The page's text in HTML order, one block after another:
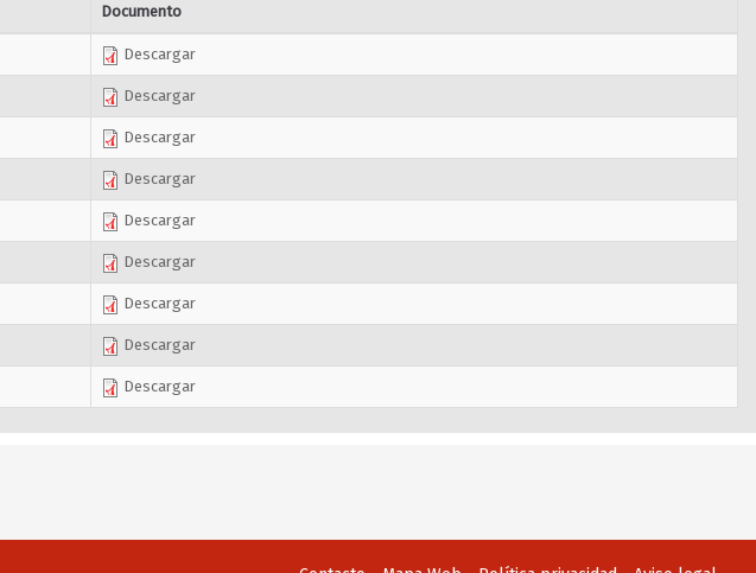
Documento
Descargar
Descargar
Descargar
Descargar
Descargar
Descargar
Descargar
Descargar
Descargar